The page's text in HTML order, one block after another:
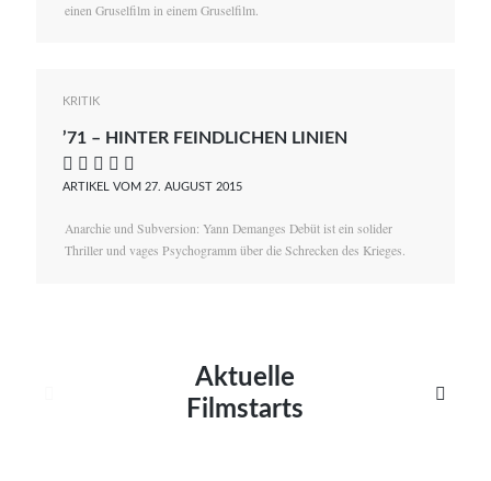
einen Gruselfilm in einem Gruselfilm.
KRITIK
’71 – HINTER FEINDLICHEN LINIEN
    
ARTIKEL VOM 27. AUGUST 2015
Anarchie und Subversion: Yann Demanges Debüt ist ein solider
Thriller und vages Psychogramm über die Schrecken des Krieges.
Aktuelle
Filmstarts
